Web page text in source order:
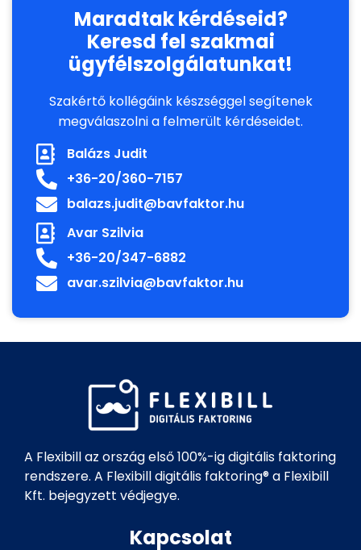
Maradtak kérdéseid?
Keresd fel szakmai
ügyfélszolgálatunkat!
Szakértő kollégáink készséggel segítenek
megválaszolni a felmerült kérdéseidet.
Balázs Judit
+36-20/360-7157
balazs.judit@bavfaktor.hu
Avar Szilvia
+36-20/347-6882
avar.szilvia@bavfaktor.hu
A Flexibill az ország első 100%-ig digitális faktoring
rendszere. A Flexibill digitális faktoring® a Flexibill
Kft. bejegyzett védjegye.
Kapcsolat